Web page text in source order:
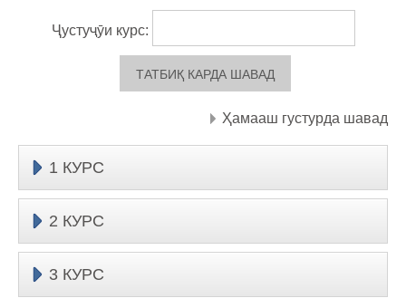
Ҷустуҷӯи курс:
Ҳамааш густурда шавад
1 КУРС
2 КУРС
3 КУРС